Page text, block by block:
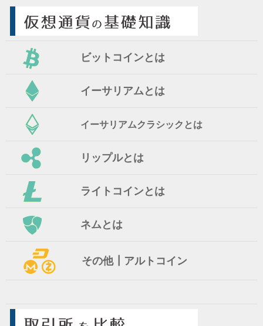
ビットコインとは
イーサリアムとは
イーサリアムクラシックとは
リップルとは
ライトコインとは
ネムとは
その他┃アルトコイン